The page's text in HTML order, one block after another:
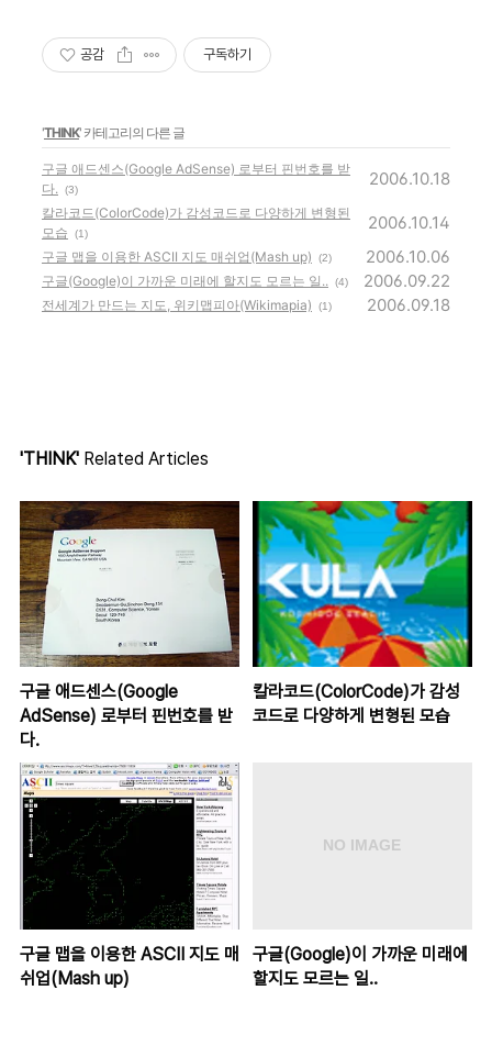
공감 구독하기
'THINK' 카테고리의 다른 글
구글 애드센스(Google AdSense) 로부터 핀번호를 받
다.
(3)
2006.10.18
칼라코드(ColorCode)가 감성코드로 다양하게 변형된
모습
(1)
2006.10.14
구글 맵을 이용한 ASCII 지도 매쉬업(Mash up) (2) 2006.10.06
구글(Google)이 가까운 미래에 할지도 모르는 일.. (4) 2006.09.22
전세계가 만드는 지도, 위키맵피아(Wikimapia) (1) 2006.09.18
'THINK' Related Articles
구글 애드센스(Google
AdSense) 로부터 핀번호를 받
다.
칼라코드(ColorCode)가 감성
코드로 다양하게 변형된 모습
구글 맵을 이용한 ASCII 지도 매
쉬업(Mash up)
구글(Google)이 가까운 미래에
할지도 모르는 일..